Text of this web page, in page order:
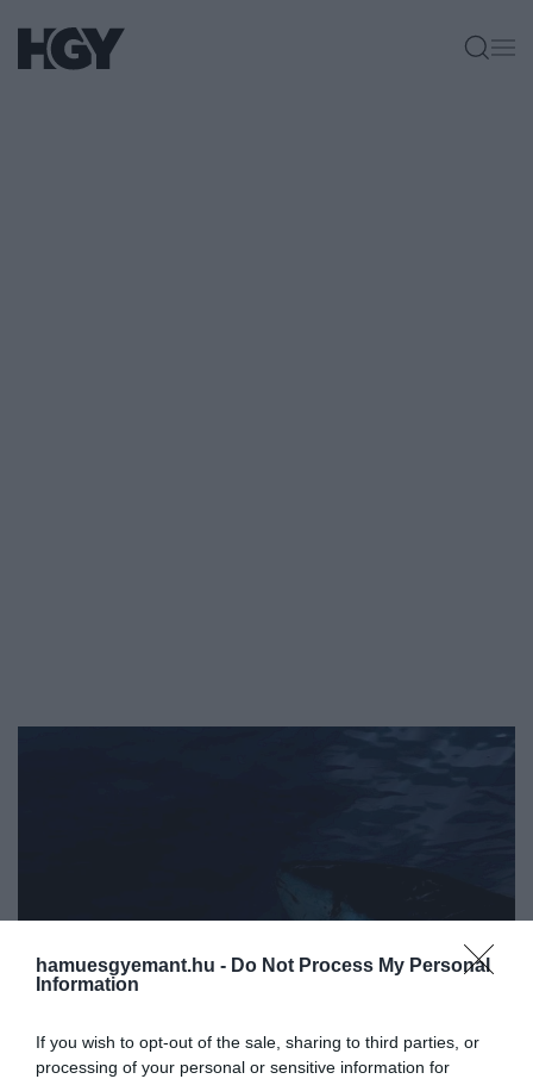
hamuesgyemant.hu - Do Not Process My Personal
Information
If you wish to opt-out of the sale, sharing to third parties, or
processing of your personal or sensitive information for